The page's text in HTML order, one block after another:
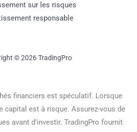
sur les risques
responsable
© 2026 TradingPro
financiers est spéculatif. Lorsque
capital est à risque. Assurez-vous de
avant d'investir. TradingPro fournit